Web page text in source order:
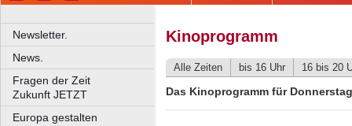
Newsletter.
News.
Fragen der Zeit
Zukunft JETZT
Europa gestalten
Kinoprogramm
Alle Zeiten bis 16 Uhr 16 bis 20
Das Kinoprogramm für